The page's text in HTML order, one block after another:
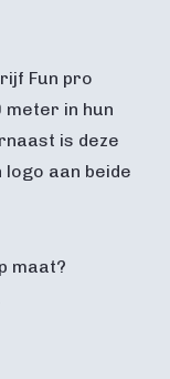
Fun pro
meter in hun
is deze
aan beide
maat?